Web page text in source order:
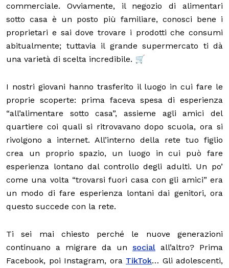
commerciale. Ovviamente, il negozio di alimentari
sotto casa è un posto più familiare, conosci bene i
proprietari e sai dove trovare i prodotti che consumi
abitualmente; tuttavia il grande supermercato ti dà
una varietà di scelta incredibile. 🛒
I nostri giovani hanno trasferito il luogo in cui fare le
proprie scoperte: prima faceva spesa di esperienza
“all’alimentare sotto casa”, assieme agli amici del
quartiere coi quali si ritrovavano dopo scuola, ora si
rivolgono a internet. All’interno della rete tuo figlio
crea un proprio spazio, un luogo in cui può fare
esperienza lontano dal controllo degli adulti. Un po’
come una volta “trovarsi fuori casa con gli amici” era
un modo di fare esperienza lontani dai genitori, ora
questo succede con la rete.
Ti sei mai chiesto perché le nuove generazioni
continuano a migrare da un social all’altro? Prima
Facebook, poi Instagram, ora TikTok… Gli adolescenti,